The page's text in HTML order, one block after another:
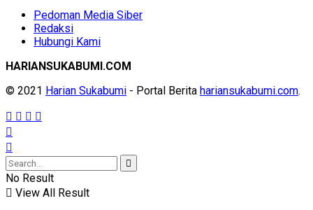
Pedoman Media Siber
Redaksi
Hubungi Kami
HARIANSUKABUMI.COM
© 2021 Harian Sukabumi - Portal Berita hariansukabumi.com.
No Result
View All Result